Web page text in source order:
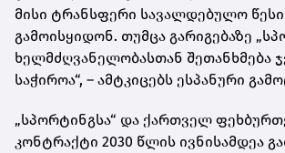
მისი ტრანსფერი სავალდებულო
გამოისყიდონ. თუმცა გარიგებაზე
ხელმძღვანელობასთან შეთანხმება
საჭიროა“, – ამტკიცებს ესპანური
„სპორტინგსა“ და ქართველ
კონტრაქტი 2030 წლის ივნისამდეა